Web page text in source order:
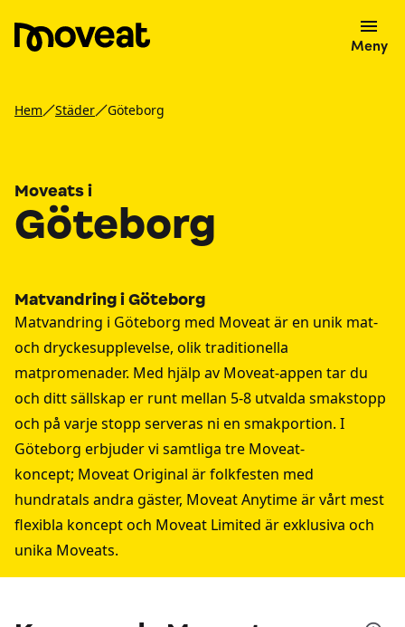
Meny
Hem Städer Göteborg
Moveats i
Göteborg
Matvandring i Göteborg
Matvandring i Göteborg med Moveat är en unik mat-
och dryckesupplevelse, olik traditionella
matpromenader. Med hjälp av Moveat-appen tar du
och ditt sällskap er runt mellan 5-8 utvalda smakstopp
och på varje stopp serveras ni en smakportion. I
Göteborg erbjuder vi samtliga tre Moveat-
koncept; Moveat Original är folkfesten med
hundratals andra gäster, Moveat Anytime är vårt mest
flexibla koncept och Moveat Limited är exklusiva och
unika Moveats.